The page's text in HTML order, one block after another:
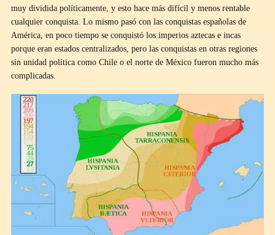
muy dividida políticamente, y esto hace más difícil y menos rentable
cualquier conquista. Lo mismo pasó con las conquistas españolas de
América, en poco tiempo se conquistó los imperios aztecas e incas
porque eran estados centralizados, pero las conquistas en otras regiones
sin unidad política como Chile o el norte de México fueron mucho más
complicadas.